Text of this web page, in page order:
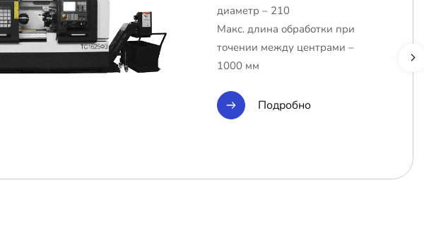
диаметр – 210
Макс. длина обработки при
точении между центрами –
1000 мм
Подробно